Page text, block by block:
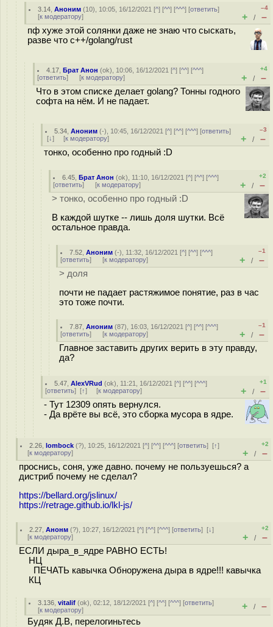
3.14 ,Аноним (10), 10:05, 16/12/2021 [^] [^^] [^^^] [ответить]
[к модератору]
–4
+ / –
пф хуже этой солянки даже не знаю что сыскать,
разве что c++/golang/rust
4.17 ,Брат Анон (ok), 10:06, 16/12/2021 [^] [^^] [^^^]
[ответить] [к модератору]
+4
+ / –
Что в этом списке делает golang? Тонны годного
софта на нём. И не падает.
5.34 ,Аноним (-), 10:45, 16/12/2021 [^] [^^] [^^^] [ответить]
[↓] [к модератору]
–3
+ / –
тонко, особенно про годный :D
6.45 ,Брат Анон (ok), 11:10, 16/12/2021 [^] [^^] [^^^]
[ответить] [к модератору]
+2
+ / –
> тонко, особенно про годный :D
В каждой шутке -- лишь доля шутки. Всё
остальное правда.
7.52 ,Аноним (-), 11:32, 16/12/2021 [^] [^^] [^^^]
[ответить] [к модератору]
–1
+ / –
> доля
почти не падает растяжимое понятие, раз в час
это тоже почти.
7.87 ,Аноним (87), 16:03, 16/12/2021 [^] [^^] [^^^]
[ответить] [к модератору]
–1
+ / –
Главное заставить других верить в эту правду,
да?
5.47 ,AlexVRud (ok), 11:21, 16/12/2021 [^] [^^] [^^^]
[ответить] [↑] [к модератору]
+1
+ / –
- Тут 12309 опять вернулся.
- Да врёте вы всё, это сборка мусора в ядре.
2.26 ,lombock (?), 10:25, 16/12/2021 [^] [^^] [^^^] [ответить][↑]
[к модератору]
+2
+ / –
проснись, соня, уже давно. почему не пользуешься? а
дистриб почему не сделал?
https://bellard.org/jslinux/
https://retrage.github.io/lkl-js/
2.27 ,Анонм (?), 10:27, 16/12/2021 [^] [^^] [^^^] [ответить][↓]
[к модератору]
+2
+ / –
ЕСЛИ дыра_в_ядре РАВНО ЕСТЬ!
НЦ
ПЕЧАТЬ кавычка Обноружена дыра в ядре!!! кавычка
КЦ
3.136 ,vitalif (ok), 02:12, 18/12/2021 [^] [^^] [^^^] [ответить]
[к модератору] + / –
Будяк Д.В, перелогиньтесь